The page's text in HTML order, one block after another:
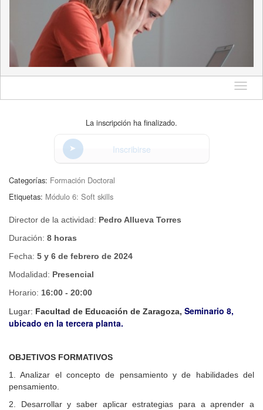
Idioma
La inscripción ha finalizado.
Inscribirse
Categorías: Formación Doctoral
Etiquetas: Módulo 6: Soft skills
Director de la actividad: Pedro Allueva Torres
Duración: 8 horas
Fecha: 5 y 6 de febrero de 2024
Modalidad: Presencial
Horario: 16:00 - 20:00
Lugar: Facultad de Educación de Zaragoza, Seminario 8,
ubicado en la tercera planta.
OBJETIVOS FORMATIVOS
1. Analizar el concepto de pensamiento y de habilidades del
pensamiento.
2. Desarrollar y saber aplicar estrategias para a aprender a